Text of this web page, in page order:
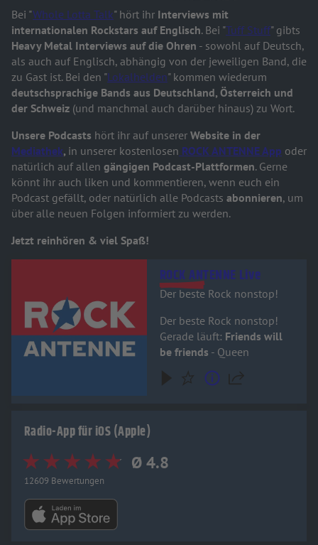
Bei "Whole Lotta Talk" hört ihr Interviews mit
internationalen Rockstars auf Englisch. Bei "Tuff Stuff" gibts
Heavy Metal Interviews auf die Ohren - sowohl auf Deutsch,
als auch auf Englisch, abhängig von der jeweiligen Band, die
zu Gast ist. Bei den "Lokalhelden" kommen wiederum
deutschsprachige Bands aus Deutschland, Österreich und
der Schweiz (und manchmal auch darüber hinaus) zu Wort.
Unsere Podcasts hört ihr auf unserer Website in der
Mediathek, in unserer kostenlosen ROCK ANTENNE App oder
natürlich auf allen gängigen Podcast-Plattformen. Gerne
könnt ihr auch liken und kommentieren, wenn euch ein
Podcast gefällt, oder natürlich alle Podcasts abonnieren, um
über alle neuen Folgen informiert zu werden.
Jetzt reinhören & viel Spaß!
Audiotitel - ROCK ANTENNE LiveROCK ANTENNE Live
Der beste Rock nonstop!
Der beste Rock nonstop!
Gerade läuft: Friends will
be friends - Queen
Radio-App für iOS (Apple)
Ø 4.8
12609 Bewertungen